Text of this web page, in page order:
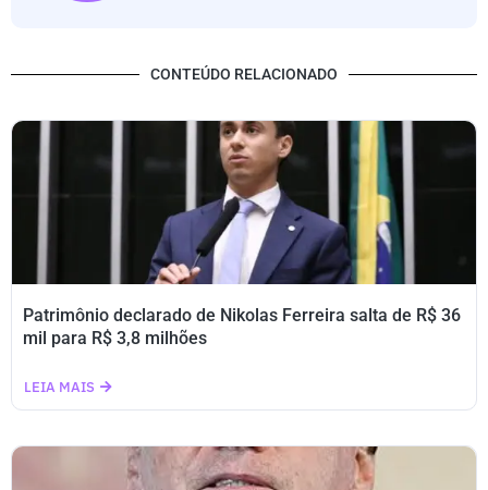
CONTEÚDO RELACIONADO
Patrimônio declarado de Nikolas Ferreira salta de R$ 36
mil para R$ 3,8 milhões
LEIA MAIS